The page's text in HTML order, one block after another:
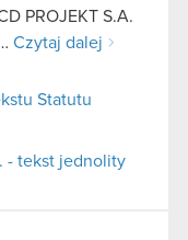
PROJEKT S.A.
Czytaj dalej
Statutu
- tekst jednolity